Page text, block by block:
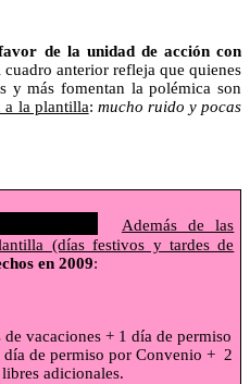
de la unidad de acción con
cuadro anterior refleja que quienes
y más fomentan la polémica son
a la plantilla: mucho ruido y pocas
Además de las
(días festivos y tardes de
en 2009:
de vacaciones + 1 día de permiso
de permiso por Convenio + 2
adicionales.